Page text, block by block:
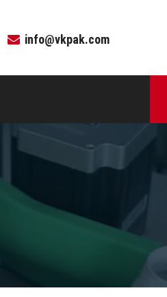
info@vkpak.com